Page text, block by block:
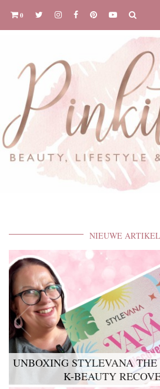
0
NIEUWE
UNBOXING STYLEVANA
K-BEAUTY
LYKO LOVABLES THE BDAY